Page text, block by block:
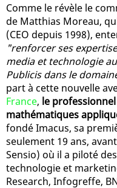
Comme le révèle le
de Matthias Moreau,
(CEO depuis 1998),
"renforcer ses
media et technologie
Publicis dans le
part à cette nouvelle
France, le
mathématiques
fondé Imacus, sa
seulement 19 ans,
Sensio) où il a piloté
technologie et
Research, Infogreffe,